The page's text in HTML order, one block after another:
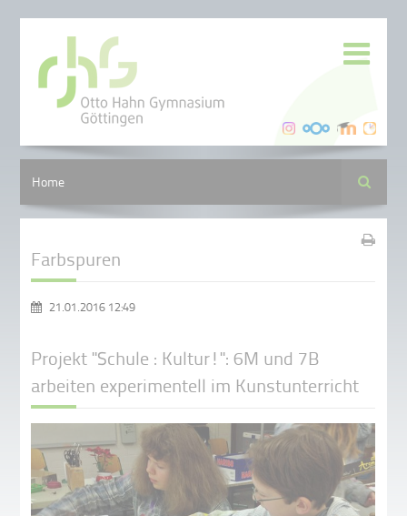
Home Suche
Farbspuren
21.01.2016 12:49
Projekt "Schule : Kultur!": 6M und 7B
arbeiten experimentell im Kunstunterricht